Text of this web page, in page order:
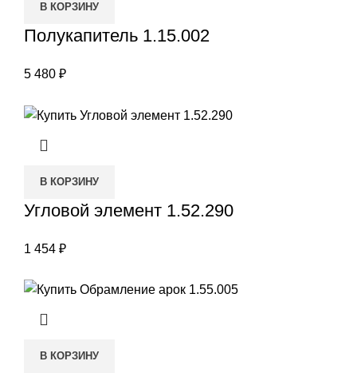
В КОРЗИНУ
Полукапитель 1.15.002
5 480 ₽
В КОРЗИНУ
Угловой элемент 1.52.290
1 454 ₽
В КОРЗИНУ